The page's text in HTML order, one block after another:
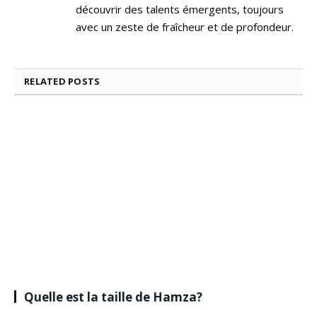
découvrir des talents émergents, toujours
avec un zeste de fraîcheur et de profondeur.
RELATED POSTS
Quelle est la taille de Hamza?